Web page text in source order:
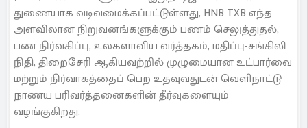
துணையாக வடிவமைக்கப்பட்டுள்ளது, HNB TXB எந்த
அளவிலான நிறுவனங்களுக்கும் பணம் செலுத்துதல்,
பண நிர்வகிப்பு, உலகளாவிய வர்த்தகம், மதிப்பு-சங்கிலி
நிதி, திறைசேரி ஆகியவற்றில் முழுமையான உட்பார்வை
மற்றும் நிர்வாகத்தைப் பெற உதவுவதுடன் வெளிநாட்டு
நாணய பரிவர்த்தனைகளின் தீர்வுகளையும்
வழங்குகிறது.